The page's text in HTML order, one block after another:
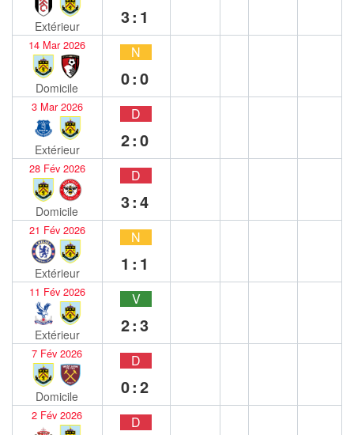
Extérieur 3:1
14 Mar 2026
Domicile
N
0:0
3 Mar 2026
Extérieur
D
2:0
28 Fév 2026
Domicile
D
3:4
21 Fév 2026
Extérieur
N
1:1
11 Fév 2026
Extérieur
V
2:3
7 Fév 2026
Domicile
D
0:2
2 Fév 2026 D